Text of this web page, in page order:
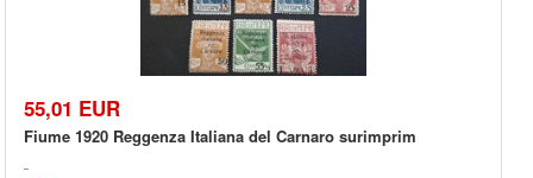
55,01 EUR
Fiume 1920 Reggenza Italiana del Carnaro surimprim